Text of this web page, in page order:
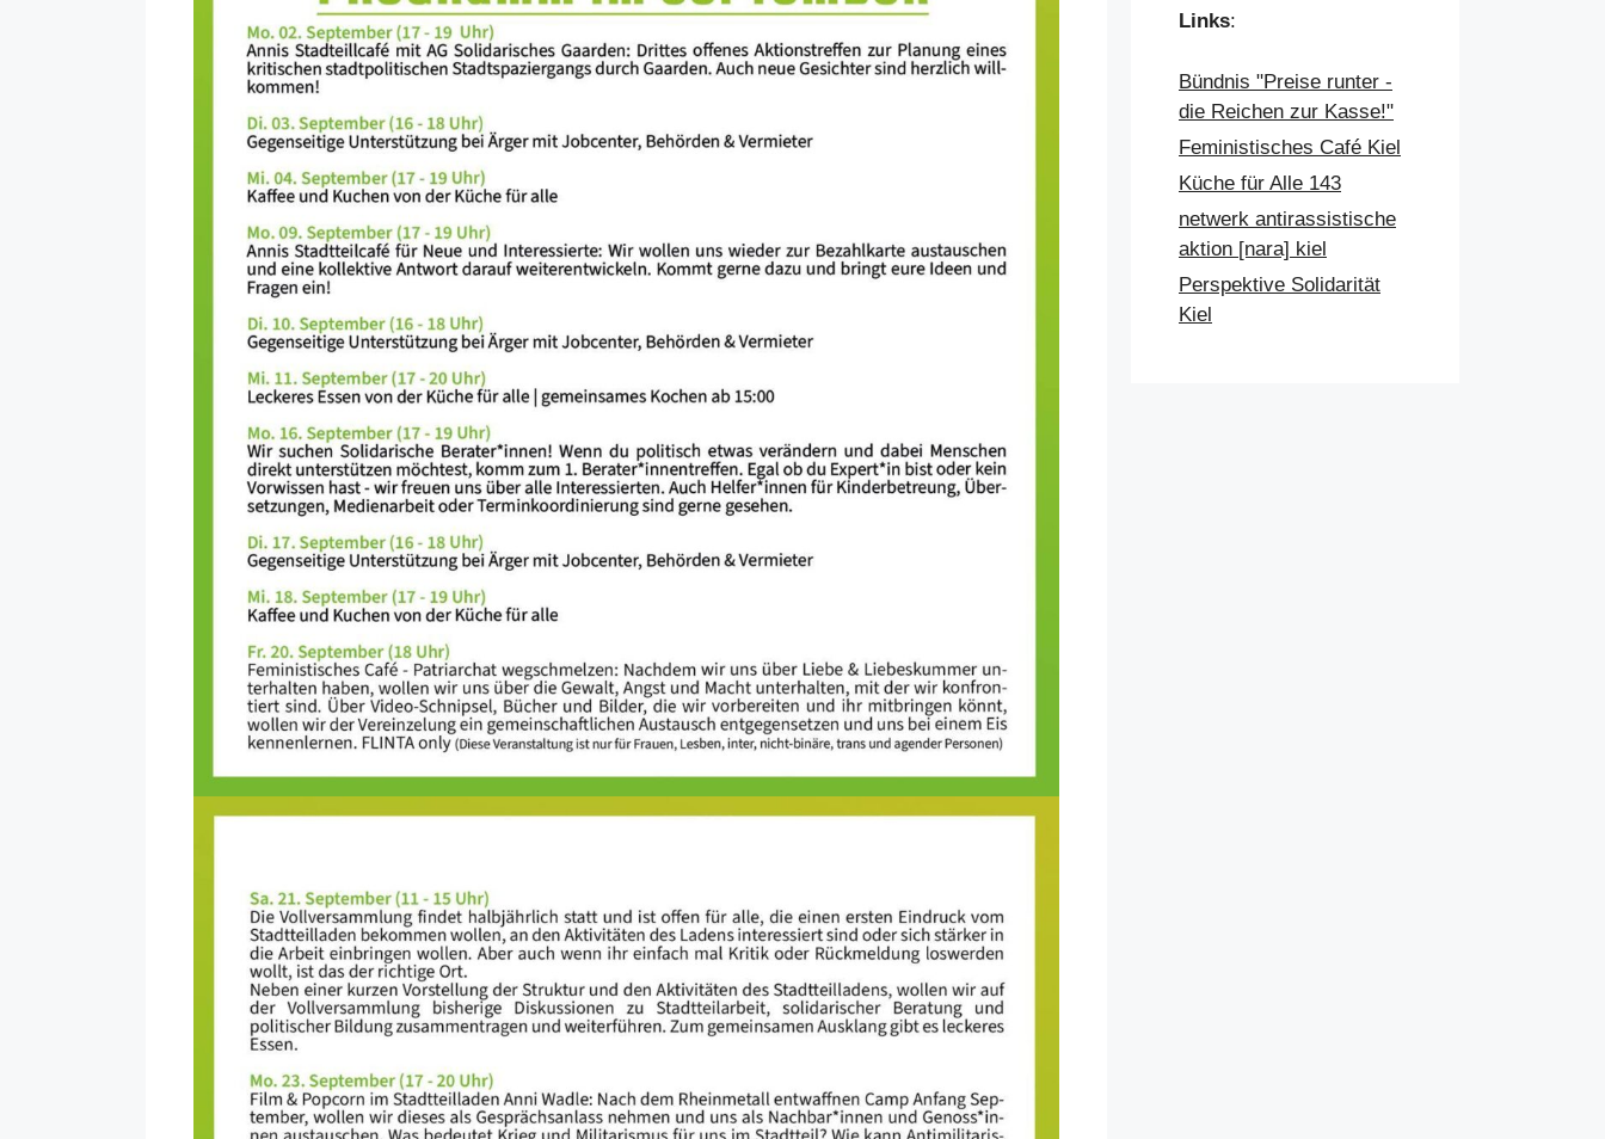
Links:
Bündnis "Preise runter -
die Reichen zur Kasse!"
Feministisches Café Kiel
Küche für Alle 143
netwerk antirassistische
aktion [nara] kiel
Perspektive Solidarität
Kiel